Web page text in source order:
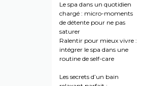
Le spa dans un quotidien
chargé : micro-moments
de détente pour ne pas
saturer
Ralentir pour mieux vivre :
intégrer le spa dans une
routine de self-care
Les secrets d’un bain